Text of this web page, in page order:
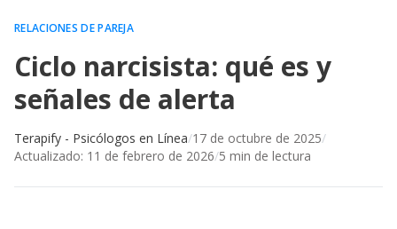
Opiniones
Empresas
Preguntas frecuentes
Trabaja con nosotros
RELACIONES DE PAREJA
Ciclo narcisista: qué es y
señales de alerta
Terapify - Psicólogos en Línea/17 de octubre de 2025/
Actualizado: 11 de febrero de 2026/5 min de lectura